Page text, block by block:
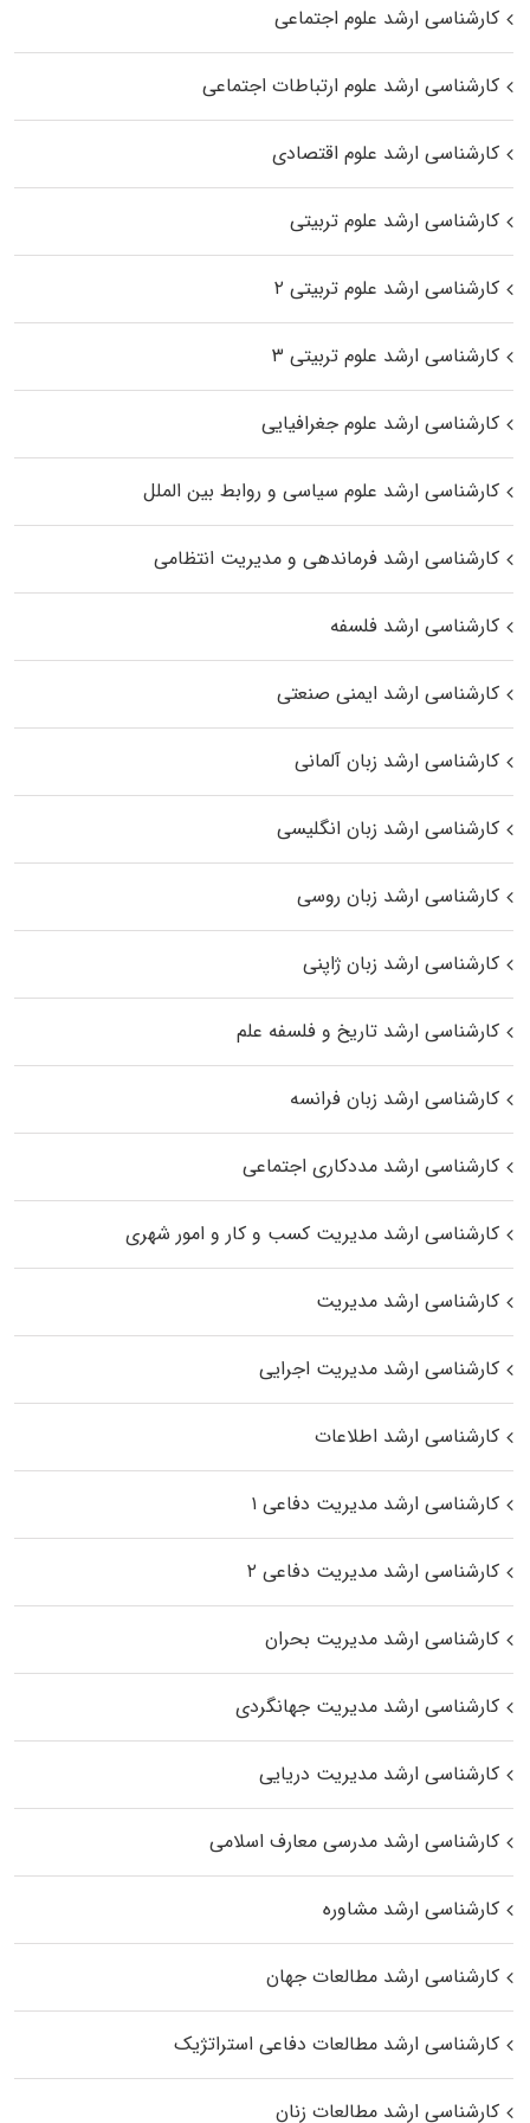
کارشناسی ارشد علوم اجتماعی
کارشناسی ارشد علوم ارتباطات اجتماعی
کارشناسی ارشد علوم اقتصادی
کارشناسی ارشد علوم تربیتی
کارشناسی ارشد علوم تربیتی ۲
کارشناسی ارشد علوم تربیتی ۳
کارشناسی ارشد علوم جغرافیایی
کارشناسی ارشد علوم سیاسی و روابط بین الملل
کارشناسی ارشد فرماندهی و مدیریت انتظامی
کارشناسی ارشد فلسفه
کارشناسی ارشد ایمنی صنعتی
کارشناسی ارشد زبان آلمانی
کارشناسی ارشد زبان انگلیسی
کارشناسی ارشد زبان روسی
کارشناسی ارشد زبان ژاپنی
کارشناسی ارشد تاریخ و فلسفه علم
کارشناسی ارشد زبان فرانسه
کارشناسی ارشد مددکاری اجتماعی
کارشناسی ارشد مدیریت کسب و کار و امور شهری
کارشناسی ارشد مدیریت
کارشناسی ارشد مدیریت اجرایی
کارشناسی ارشد اطلاعات
کارشناسی ارشد مدیریت دفاعی ۱
کارشناسی ارشد مدیریت دفاعی ۲
کارشناسی ارشد مدیریت بحران
کارشناسی ارشد مدیریت جهانگردی
کارشناسی ارشد مدیریت دریایی
کارشناسی ارشد مدرسی معارف اسلامی
کارشناسی ارشد مشاوره
کارشناسی ارشد مطالعات جهان
کارشناسی ارشد مطالعات دفاعی استراتژیک
کارشناسی ارشد مطالعات زنان